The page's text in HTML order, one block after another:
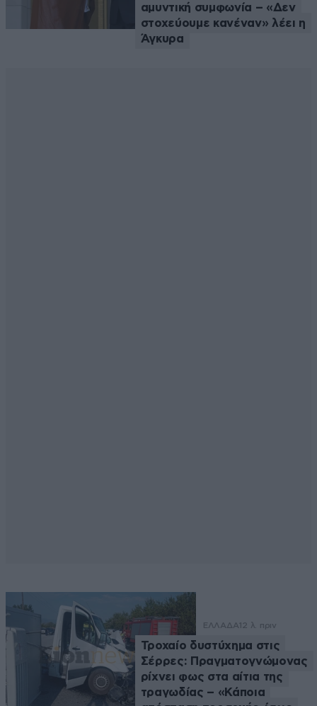
αμυντική συμφωνία – «Δεν
στοχεύουμε κανέναν» λέει η
Άγκυρα
ΕΛΛΑΔΑ 12 λ. πριν
Τροχαίο δυστύχημα στις
Σέρρες: Πραγματογνώμονας
ρίχνει φως στα αίτια της
τραγωδίας – «Κάποια